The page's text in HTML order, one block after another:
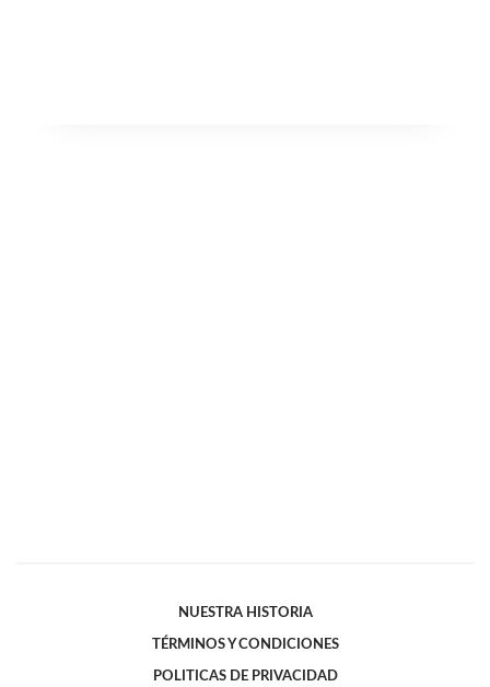
NUESTRA HISTORIA
TÉRMINOS Y CONDICIONES
POLITICAS DE PRIVACIDAD